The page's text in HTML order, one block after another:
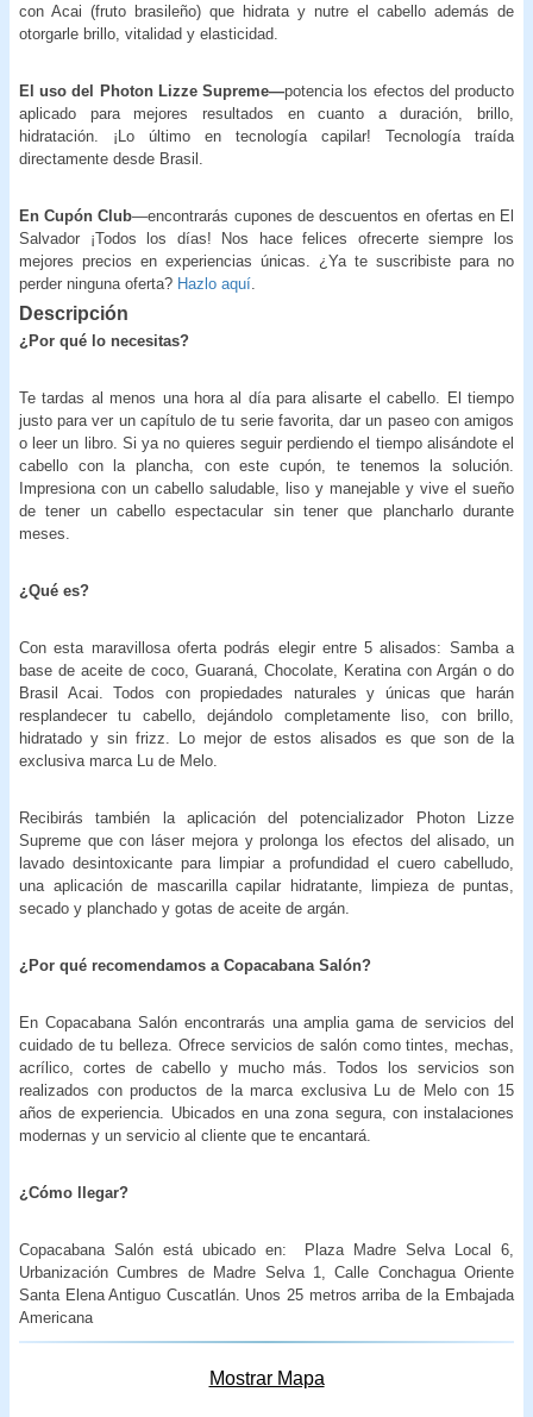
con Acai (fruto brasileño) que hidrata y nutre el cabello además de
otorgarle brillo, vitalidad y elasticidad.
El uso del Photon Lizze Supreme—potencia los efectos del producto
aplicado para mejores resultados en cuanto a duración, brillo,
hidratación. ¡Lo último en tecnología capilar! Tecnología traída
directamente desde Brasil.
En Cupón Club—encontrarás cupones de descuentos en ofertas en El
Salvador ¡Todos los días! Nos hace felices ofrecerte siempre los
mejores precios en experiencias únicas. ¿Ya te suscribiste para no
perder ninguna oferta? Hazlo aquí
Descripción
¿Por qué lo necesitas?
Te tardas al menos una hora al día para alisarte el cabello. El tiempo
justo para ver un capítulo de tu serie favorita, dar un paseo con amigos
o leer un libro. Si ya no quieres seguir perdiendo el tiempo alisándote el
cabello con la plancha, con este cupón, te tenemos la solución.
Impresiona con un cabello saludable, liso y manejable y vive el sueño
de tener un cabello espectacular sin tener que plancharlo durante
meses.
¿Qué es?
Con esta maravillosa oferta podrás elegir entre 5 alisados: Samba a
base de aceite de coco, Guaraná, Chocolate, Keratina con Argán o do
Brasil Acai. Todos con propiedades naturales y únicas que harán
resplandecer tu cabello, dejándolo completamente liso, con brillo,
hidratado y sin frizz. Lo mejor de estos alisados es que son de la
exclusiva marca Lu de Melo.
Recibirás también la aplicación del potencializador Photon Lizze
Supreme que con láser mejora y prolonga los efectos del alisado, un
lavado desintoxicante para limpiar a profundidad el cuero cabelludo,
una aplicación de mascarilla capilar hidratante, limpieza de puntas,
secado y planchado y gotas de aceite de argán.
¿Por qué recomendamos a Copacabana Salón?
En Copacabana Salón encontrarás una amplia gama de servicios del
cuidado de tu belleza. Ofrece servicios de salón como tintes, mechas,
acrílico, cortes de cabello y mucho más. Todos los servicios son
realizados con productos de la marca exclusiva Lu de Melo con 15
años de experiencia. Ubicados en una zona segura, con instalaciones
modernas y un servicio al cliente que te encantará.
¿Cómo llegar?
Copacabana Salón está ubicado en: Plaza Madre Selva Local 6,
Urbanización Cumbres de Madre Selva 1, Calle Conchagua Oriente
Santa Elena Antiguo Cuscatlán. Unos 25 metros arriba de la Embajada
Americana
Mostrar Mapa